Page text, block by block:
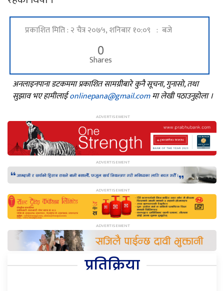
प्रकाशित मिति : २ चैत्र २०७५, शनिबार १०:०९ : बजे
0
Shares
अनलाइनपाना डटकममा प्रकाशित सामग्रीबारे कुनै सूचना, गुनासो, तथा
सुझाव भए हामीलाईonlinepana@gmail.comमा लेखी पठाउनुहोला ।
प्रतिक्रिया